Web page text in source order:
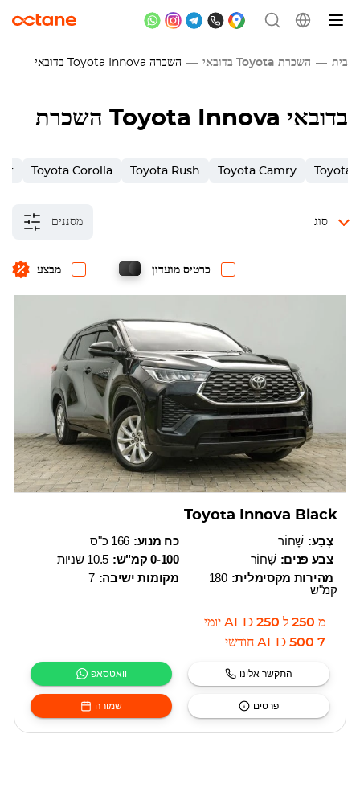
בית השכרת Toyota בדובאי השכרה Toyota Innova בדובאי
השכרת Toyota Innova בדובאי
Toyota Corolla Toyota Rush Toyota Camry Toyota
מסננים
מבצע כרטיס מועדון
סוג
Toyota Innova Black
כח מנוע: 166 כ"ס
0-100 קמ"ש:
10.5 שניות
מקומות ישיבה: 7
צֶבַע: שָׁחוֹר
צבע פנים: שָׁחוֹר
מהירות מקסימלית: 180
קמ"ש
מ 250 ל 250
AED יומי
7 500
AED חודשי
וואטסאפ התקשר אלינו
שמורה פרטים